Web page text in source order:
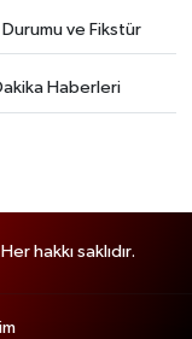
Durumu ve Fikstür
Haberleri
hakkı saklıdır.